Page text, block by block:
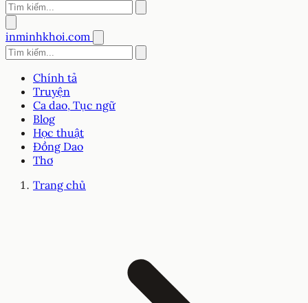
inminhkhoi.com
Chính tả
Truyện
Ca dao, Tục ngữ
Blog
Học thuật
Đồng Dao
Thơ
Trang chủ